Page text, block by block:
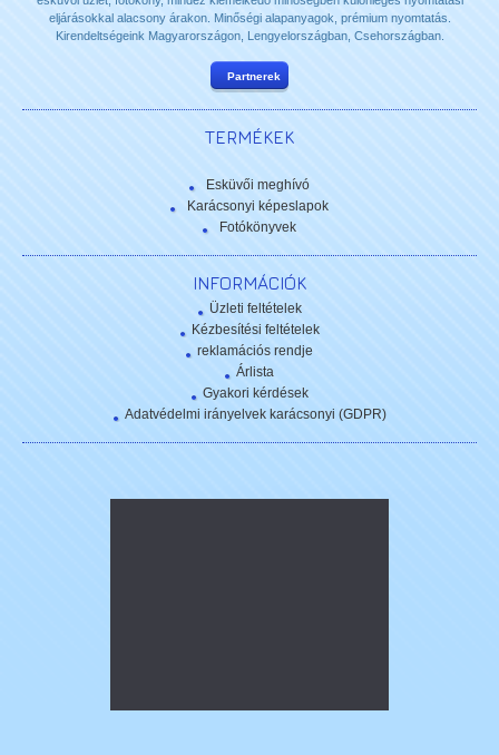
eljárásokkal alacsony árakon. Minőségi alapanyagok, prémium nyomtatás.
Kirendeltségeink Magyarországon, Lengyelországban, Csehországban.
Partnerek
TERMÉKEK
Esküvői meghívó
Karácsonyi képeslapok
Fotókönyvek
INFORMÁCIÓK
Üzleti feltételek
Kézbesítési feltételek
reklamációs rendje
Árlista
Gyakori kérdések
Adatvédelmi irányelvek karácsonyi (GDPR)